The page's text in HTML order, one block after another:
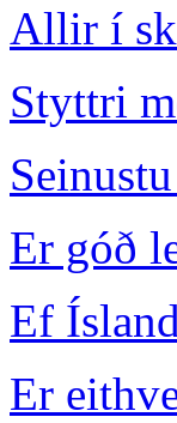
Allir í
Styttri
Er góð
Ef
Er